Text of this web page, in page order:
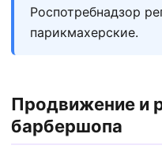
Роспотребнадзор
парикмахерские.
Продвижение и
барбершопа